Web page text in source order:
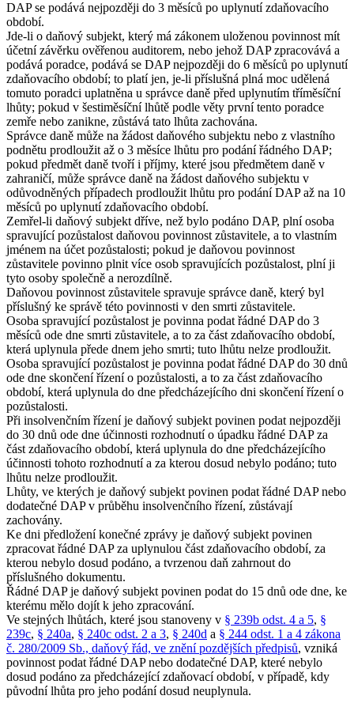
DAP se podává nejpozději do 3 měsíců po uplynutí zdaňovacího
období.
Jde-li o daňový subjekt, který má zákonem uloženou povinnost mít
účetní závěrku ověřenou auditorem, nebo jehož DAP zpracovává a
podává poradce, podává se DAP nejpozději do 6 měsíců po uplynutí
zdaňovacího období; to platí jen, je-li příslušná plná moc udělená
tomuto poradci uplatněna u správce daně před uplynutím tříměsíční
lhůty; pokud v šestiměsíční lhůtě podle věty první tento poradce
zemře nebo zanikne, zůstává tato lhůta zachována.
Správce daně může na žádost daňového subjektu nebo z vlastního
podnětu prodloužit až o 3 měsíce lhůtu pro podání řádného DAP;
pokud předmět daně tvoří i příjmy, které jsou předmětem daně v
zahraničí, může správce daně na žádost daňového subjektu v
odůvodněných případech prodloužit lhůtu pro podání DAP až na 10
měsíců po uplynutí zdaňovacího období.
Zemřel-li daňový subjekt dříve, než bylo podáno DAP, plní osoba
spravující pozůstalost daňovou povinnost zůstavitele, a to vlastním
jménem na účet pozůstalosti; pokud je daňovou povinnost
zůstavitele povinno plnit více osob spravujících pozůstalost, plní ji
tyto osoby společně a nerozdílně.
Daňovou povinnost zůstavitele spravuje správce daně, který byl
příslušný ke správě této povinnosti v den smrti zůstavitele.
Osoba spravující pozůstalost je povinna podat řádné DAP do 3
měsíců ode dne smrti zůstavitele, a to za část zdaňovacího období,
která uplynula přede dnem jeho smrti; tuto lhůtu nelze prodloužit.
Osoba spravující pozůstalost je povinna podat řádné DAP do 30 dnů
ode dne skončení řízení o pozůstalosti, a to za část zdaňovacího
období, která uplynula do dne předcházejícího dni skončení řízení o
pozůstalosti.
Při insolvenčním řízení je daňový subjekt povinen podat nejpozději
do 30 dnů ode dne účinnosti rozhodnutí o úpadku řádné DAP za
část zdaňovacího období, která uplynula do dne předcházejícího
účinnosti tohoto rozhodnutí a za kterou dosud nebylo podáno; tuto
lhůtu nelze prodloužit.
Lhůty, ve kterých je daňový subjekt povinen podat řádné DAP nebo
dodatečné DAP v průběhu insolvenčního řízení, zůstávají
zachovány.
Ke dni předložení konečné zprávy je daňový subjekt povinen
zpracovat řádné DAP za uplynulou část zdaňovacího období, za
kterou nebylo dosud podáno, a tvrzenou daň zahrnout do
příslušného dokumentu.
Řádné DAP je daňový subjekt povinen podat do 15 dnů ode dne, ke
kterému mělo dojít k jeho zpracování.
Ve stejných lhůtách, které jsou stanoveny v § 239b odst. 4 a 5, §
239c, § 240a, § 240c odst. 2 a 3, § 240d a § 244 odst. 1 a 4 zákona
č. 280/2009 Sb., daňový řád, ve znění pozdějších předpisů, vzniká
povinnost podat řádné DAP nebo dodatečné DAP, které nebylo
dosud podáno za předcházející zdaňovací období, v případě, kdy
původní lhůta pro jeho podání dosud neuplynula.